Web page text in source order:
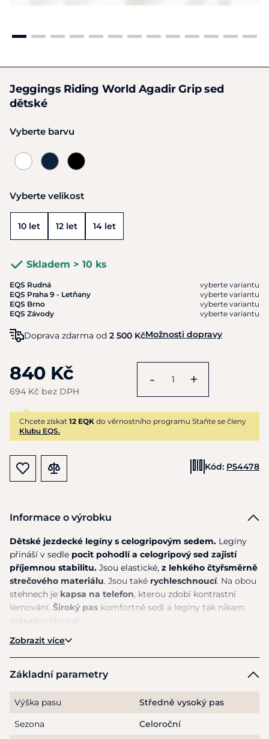
Jeggings Riding World Agadir Grip sed
dětské
Vyberte barvu
Vyberte velikost
10 let 12 let 14 let
Skladem > 10 ks
EQS Rudná
vyberte variantu
EQS Praha 9 - Letňany
vyberte variantu
EQS Brno
vyberte variantu
EQS Závody
vyberte variantu
Doprava zdarma od 2 500 KčMožnosti dopravy
840 Kč
694 Kč bez DPH
- +
Chcete získat 12 EQK do věrnostního programu Staňte se členy
Klubu EQS.
Kód: P54478
Informace o výrobku
Dětské jezdecké legíny s celogripovým sedem. Legíny
přináší v sedle pocit pohodlí a celogripový sed zajistí
příjemnou stabilitu. Jsou elastické, z lehkého čtyřsměrně
strečového materiálu. Jsou také rychleschnoucí. Na obou
stehnech je kapsa na telefon, kterou zdobí kontrastní
lemování. Široký pas komfortně sedí a legíny tak nikam
nebudou klouzat.
Materiál:94 % polyester, 6 % elastan
Pokyny k péči:Lze prát naruby na 30 stupňů Celsia. Nechte
Zobrazit více
Základní parametry
Výška pasu
Středně vysoký pas
Sezona
Celoroční